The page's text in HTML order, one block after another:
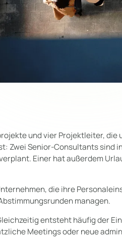
und vier Projektleiter, die
Zwei Senior-Consultants sind
Einer hat außerdem
die ihre
managen.
entsteht häufig der
Meetings oder neue